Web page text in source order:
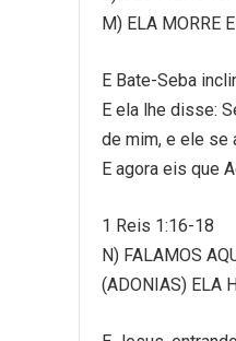
M) ELA MORRE
E Bate-Seba
E ela lhe disse:
de mim, e ele se
E agora eis que
1 Reis 1:16-18
N) FALAMOS
(ADONIAS) ELA